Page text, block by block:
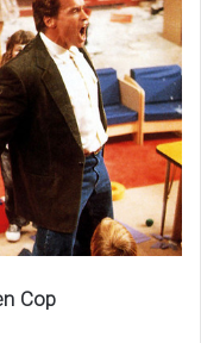
Cop